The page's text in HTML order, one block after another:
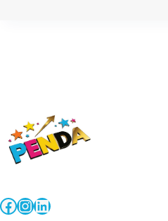
Facebook
Instagram
LinkedIn